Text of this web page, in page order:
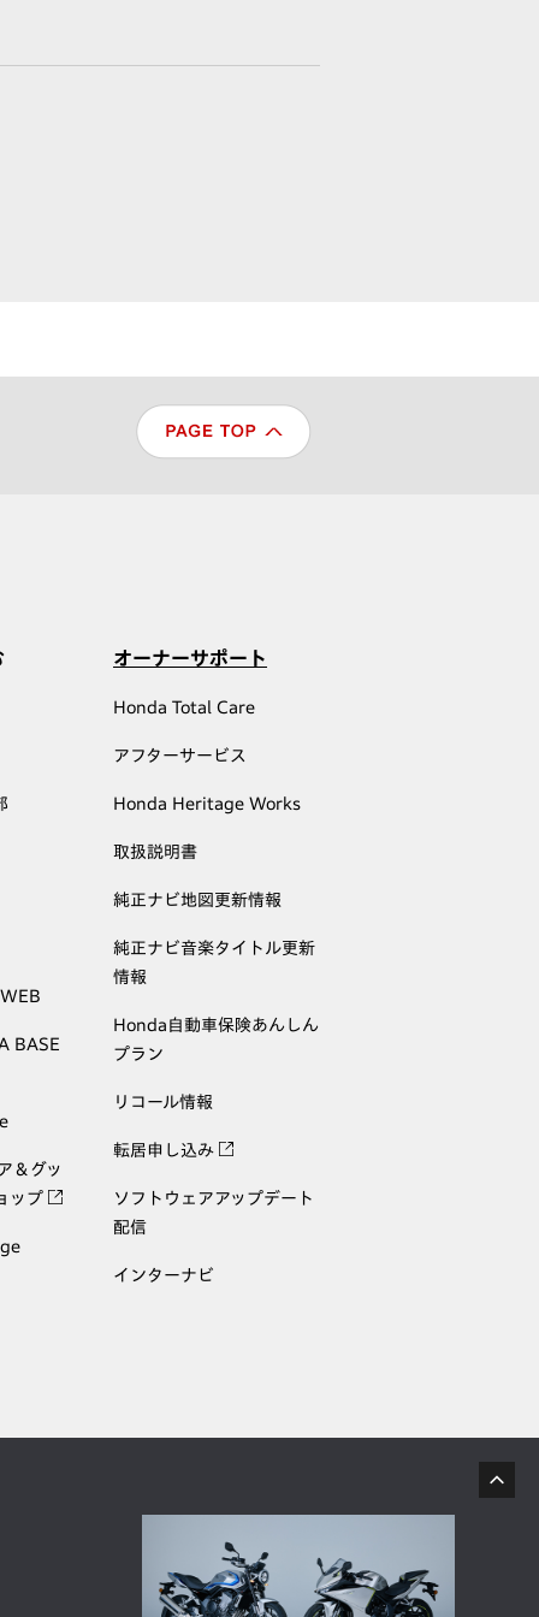
BASE
＆グッ
ップ
オーナーサポート
Honda Total Care
アフターサービス
Honda Heritage Works
取扱説明書
純正ナビ地図更新情報
純正ナビ音楽タイトル更新
情報
Honda自動車保険あんしん
プラン
リコール情報
転居申し込み
ソフトウェアアップデート
配信
インターナビ